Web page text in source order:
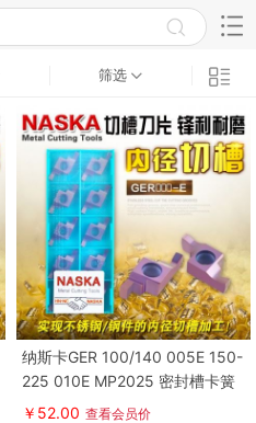
筛选
纳斯卡GER 100/140 005E 150-
225 010E MP2025 密封槽卡簧
槽数控刀片
￥52.00 查看会员价